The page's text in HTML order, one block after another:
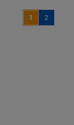
1 2